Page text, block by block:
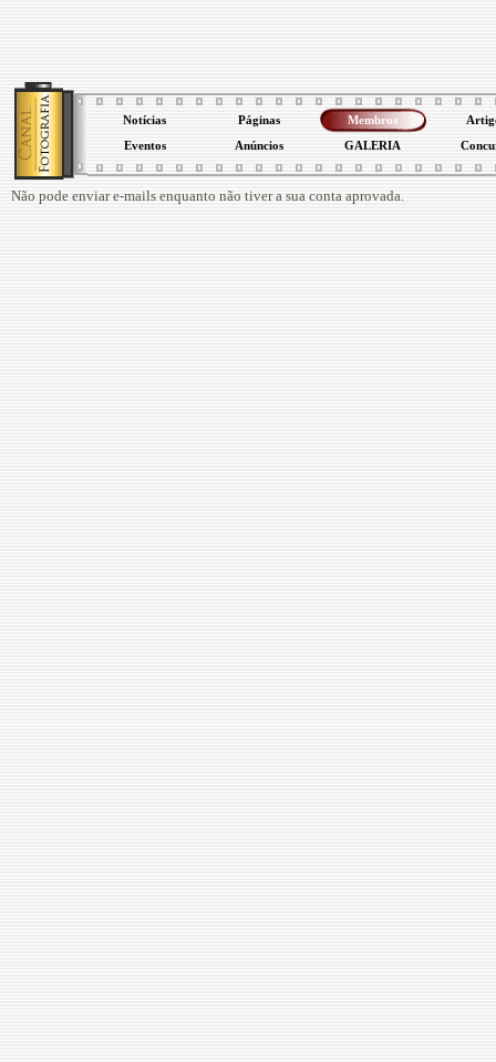
Notícias Páginas Membros
Eventos Anúncios GALERIA
Não pode enviar e-mails enquanto não tiver a sua conta aprovada.